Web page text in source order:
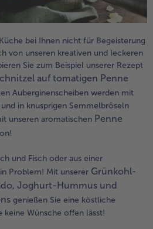
bei Ihnen nicht für Begeisterung
von unseren kreativen und leckeren
Sie zum Beispiel unserer Rezept
auf tomatigen Penne
Auberginenscheiben werden mit
in knusprigen Semmelbröseln
unseren aromatischen Penne
und Fisch oder aus einer
Problem! Mit unserer Grünkohl-
Joghurt-Hummus und
genießen Sie eine köstliche
keine Wünsche offen lässt!